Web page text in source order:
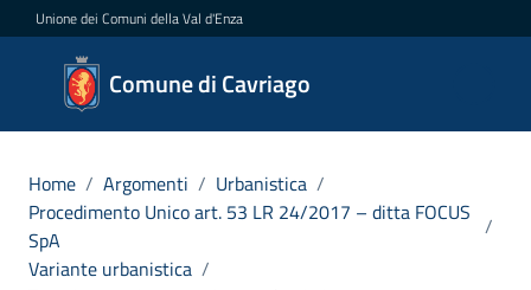
Vai al contenuto
Vai alla navigazione
Vai al footer
Unione dei Comuni della Val d'Enza
Comune di Cavriago
Comune
di
Amministrazione
Home / Argomenti / Urbanistica /
Procedimento Unico art. 53 LR 24/2017 – ditta FOCUS
SpA
/
Variante urbanistica /